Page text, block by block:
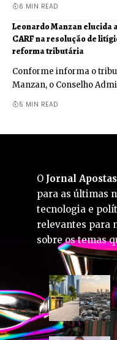
6 MIN READ
Leonardo Manzan elucida
CARF na resolução de
reforma tributária
Conforme informa o
Manzan, o Conselho
5 MIN READ
O Jornal Apostas
para as últimas
tecnologia e
relevantes para
sobre os temas